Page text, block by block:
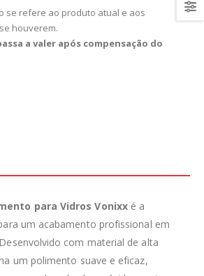
se refere ao produto atual e aos
houverem.
a valer após compensação do
para Vidros Vonixxé a
um acabamento profissional em
com material de alta
um polimento suave e eficaz,